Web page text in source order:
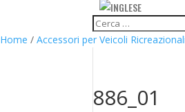
Home / Accessori per Veicoli Ricreazionali
886_01